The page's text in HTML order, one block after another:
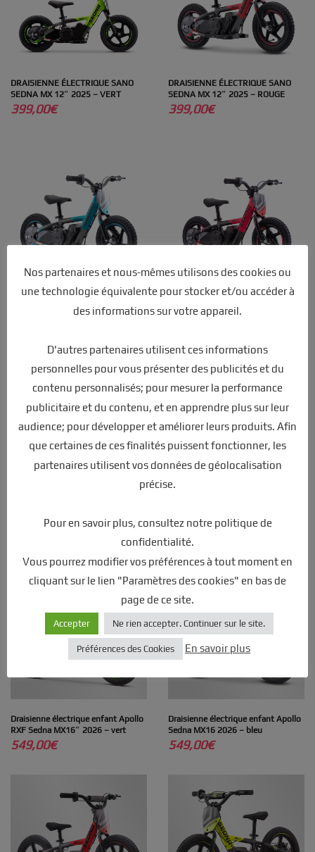
DRAISIENNE ÉLECTRIQUE SANO
SEDNA MX 12″ 2025 – VERT
399,00€
DRAISIENNE ÉLECTRIQUE SANO
SEDNA MX 12″ 2025 – ROUGE
399,00€
DRAISIENNE ÉLECTRIQUE SANO
SEDNA MX 12″ 2025 – BLEU
DRAISIENNE ÉLECTRIQUE SANO
SEDNA Mx 12″ 2025 – ROSE
€
SEDNA MX 12″ 2025 – JAUNE
txr 250w Bleu
Draisienne électrique enfant Apollo
RXF Sedna MX16″ 2026 – vert
549,00€
Draisienne électrique enfant Apollo
Sedna MX16 2026 – bleu
549,00€
Nos partenaires et nous-mêmes utilisons des cookies ou
une technologie équivalente pour stocker et/ou accéder à
des informations sur votre appareil.
D'autres partenaires utilisent ces informations
personnelles pour vous présenter des publicités et du
contenu personnalisés; pour mesurer la performance
publicitaire et du contenu, et en apprendre plus sur leur
audience; pour développer et améliorer leurs produits. Afin
que certaines de ces finalités puissent fonctionner, les
partenaires utilisent vos données de géolocalisation
précise.
Pour en savoir plus, consultez notre politique de
confidentialité.
Vous pourrez modifier vos préférences à tout moment en
cliquant sur le lien "Paramètres des cookies" en bas de
page de ce site.
Accepter Ne rien accepter. Continuer sur le site.
Préférences des Cookies En savoir plus